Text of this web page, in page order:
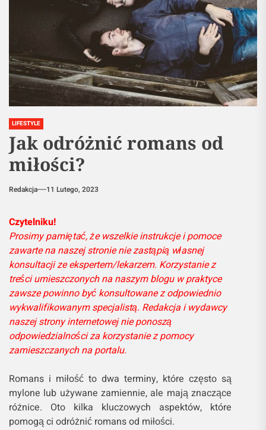
LIFESTYLE
Jak odróżnić romans od
miłości?
Redakcja 11 Lutego, 2023
Czytelniku!
Prosimy pamiętać, że wszelkie instrukcje i pomoce
zawarte na naszej stronie nie zastąpią własnej
konsultacji ze ekspertem/lekarzem. Korzystanie z
treści umieszczonych na naszym blogu w praktyce
zawsze powinno być konsultowane z odpowiednio
wykwalifikowanym specjalistą. Redakcja i wydawcy
naszej strony internetowej nie ponoszą
odpowiedzialności za korzystanie z pomocy
zamieszczanych na portalu.
Romans i miłość to dwa terminy, które często są
mylone lub używane zamiennie, ale mają znaczące
różnice. Oto kilka kluczowych aspektów, które
pomogą ci odróżnić romans od miłości.